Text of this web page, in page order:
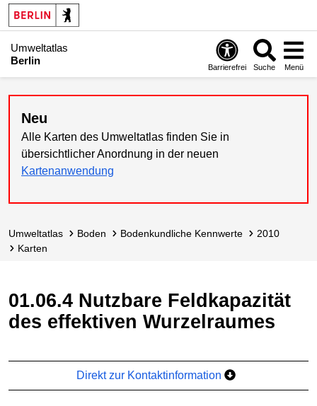
Umweltatlas
Berlin
Barrierefrei Suche Menü
Neu
Alle Karten des Umweltatlas finden Sie in
übersichtlicher Anordnung in der neuen
Kartenanwendung
Umweltatlas Boden Bodenkundliche Kennwerte
2010
Karten
01.06.4 Nutzbare Feldkapazität
des effektiven Wurzelraumes
Direkt zur Kontaktinformation